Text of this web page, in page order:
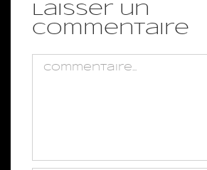
Laisser un
commentaire